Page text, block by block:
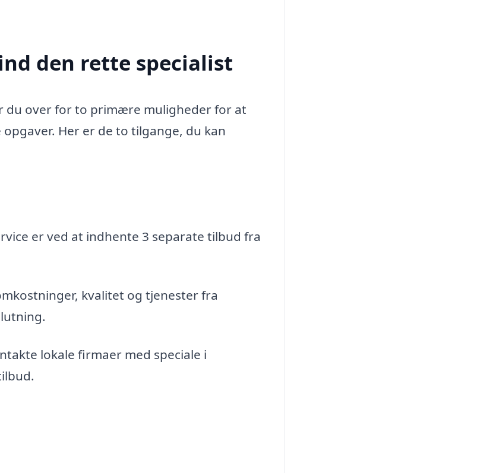
den rette specialist
over for to primære muligheder for at
Her er de to tilgange, du kan
er ved at indhente 3 separate tilbud fra
kvalitet og tjenester fra
lokale firmaer med speciale i